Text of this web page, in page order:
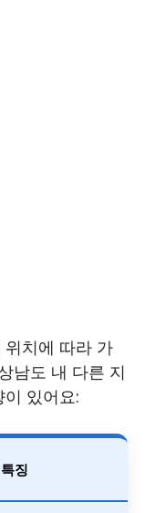
치에 따라 가
남도 내 다른 지
있어요:
특징